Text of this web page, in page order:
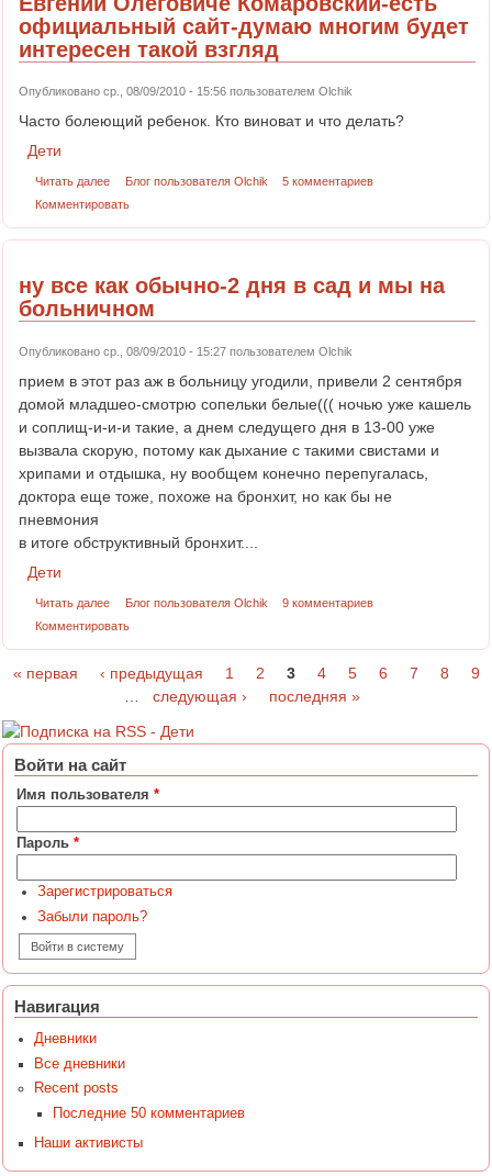
официальный сайт-думаю многим будет
интересен такой взгляд
Опубликовано ср., 08/09/2010 - 15:56 пользователем Olchik
Часто болеющий ребенок. Кто виноват и что делать?
Дети
Читать далее Блог пользователя Olchik
5 комментариев
Комментировать
ну все как обычно-2 дня в сад и мы на
больничном
Опубликовано ср., 08/09/2010 - 15:27 пользователем Olchik
прием в этот раз аж в больницу угодили, привели 2 сентября
домой младшео-смотрю сопельки белые((( ночью уже кашель
и соплищ-и-и-и такие, а днем следущего дня в 13-00 уже
вызвала скорую, потому как дыхание с такими свистами и
хрипами и отдышка, ну вообщем конечно перепугалась,
доктора еще тоже, похоже на бронхит, но как бы не
пневмония
в итоге обструктивный бронхит....
Дети
Читать далее Блог пользователя Olchik
9 комментариев
Комментировать
« первая ‹ предыдущая 1 2 3 4 5 6 7 8
9
следующая › последняя »
Войти на сайт
Имя пользователя *
Пароль *
Зарегистрироваться
Забыли пароль?
Навигация
Дневники
Все дневники
Recent posts
Последние 50 комментариев
Наши активисты